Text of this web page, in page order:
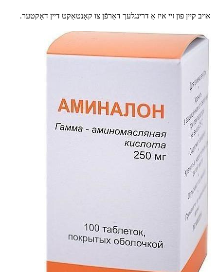
אויב קיין פון זיי איז אַ דרינגלעך דאַרפֿן צו קאָנטאַקט דיין דאָקטער.